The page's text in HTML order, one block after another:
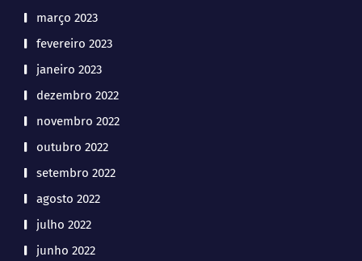
março 2023
fevereiro 2023
janeiro 2023
dezembro 2022
novembro 2022
outubro 2022
setembro 2022
agosto 2022
julho 2022
junho 2022